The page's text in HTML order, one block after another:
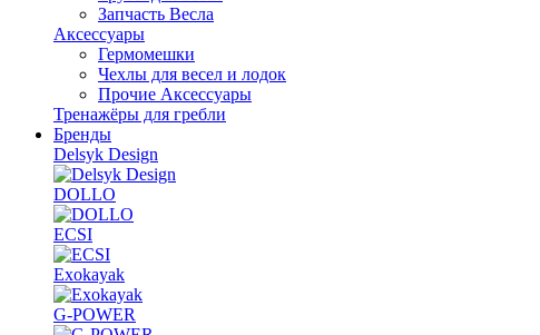
Запчасть Весла
Аксессуары
Гермомешки
Чехлы для весел и лодок
Прочие Аксессуары
Тренажёры для гребли
Бренды
Delsyk Design
DOLLO
ECSI
Exokayak
G-POWER